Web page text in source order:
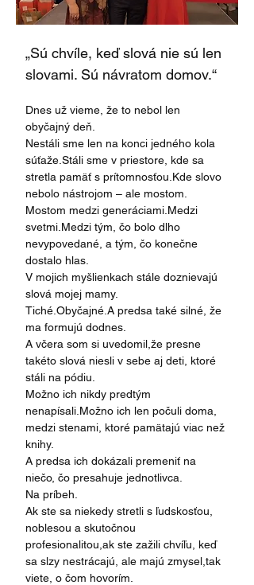
„Sú chvíle, keď slová nie sú len
slovami. Sú návratom domov.“
Dnes už vieme, že to nebol len
obyčajný deň.
Nestáli sme len na konci jedného kola
súťaže.Stáli sme v priestore, kde sa
stretla pamäť s prítomnosťou.Kde slovo
nebolo nástrojom – ale mostom.
Mostom medzi generáciami.Medzi
svetmi.Medzi tým, čo bolo dlho
nevypovedané, a tým, čo konečne
dostalo hlas.
V mojich myšlienkach stále doznievajú
slová mojej mamy.
Tiché.Obyčajné.A predsa také silné, že
ma formujú dodnes.
A včera som si uvedomil,že presne
takéto slová niesli v sebe aj deti, ktoré
stáli na pódiu.
Možno ich nikdy predtým
nenapísali.Možno ich len počuli doma,
medzi stenami, ktoré pamätajú viac než
knihy.
A predsa ich dokázali premeniť na
niečo, čo presahuje jednotlivca.
Na príbeh.
Ak ste sa niekedy stretli s ľudskosťou,
noblesou a skutočnou
profesionalitou,ak ste zažili chvíľu, keď
sa slzy nestrácajú, ale majú zmysel,tak
viete, o čom hovorím.